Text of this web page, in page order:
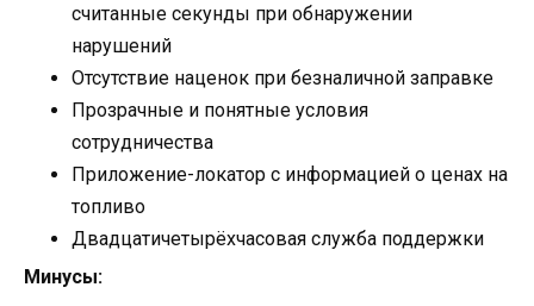
считанные секунды при обнаружении
нарушений
Отсутствие наценок при безналичной заправке
Прозрачные и понятные условия
сотрудничества
Приложение-локатор с информацией о ценах на
топливо
Двадцатичетырёхчасовая служба поддержки
Минусы: